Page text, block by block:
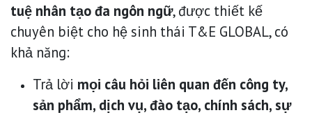
tuệ nhân tạo đa ngôn ngữ, được thiết kế
chuyên biệt cho hệ sinh thái T&E GLOBAL, có
khả năng:
Trả lời mọi câu hỏi liên quan đến công ty,
sản phẩm, dịch vụ, đào tạo, chính sách, sự